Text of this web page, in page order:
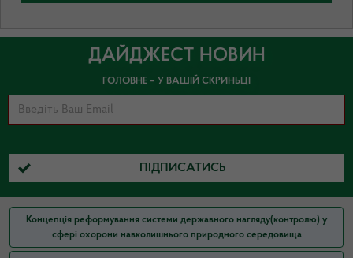
ДАЙДЖЕСТ НОВИН
ГОЛОВНЕ – У ВАШІЙ СКРИНЬЦІ
ПІДПИСАТИСЬ
Концепція реформування системи державного нагляду(контролю) у
сфері охорони навколишнього природного середовища